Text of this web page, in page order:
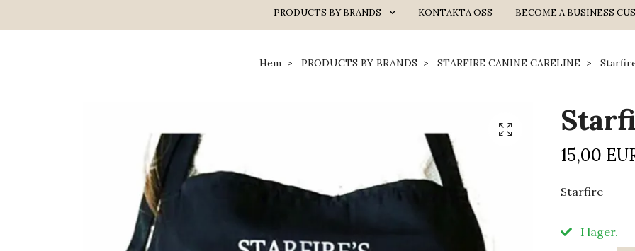
PRODUCTS BY BRANDS
KONTAKTA OSS BECOME A BUSINESS
Hem PRODUCTS BY BRANDS STARFIRE CANINE CARELINE
15,00
Starfire
I lager.